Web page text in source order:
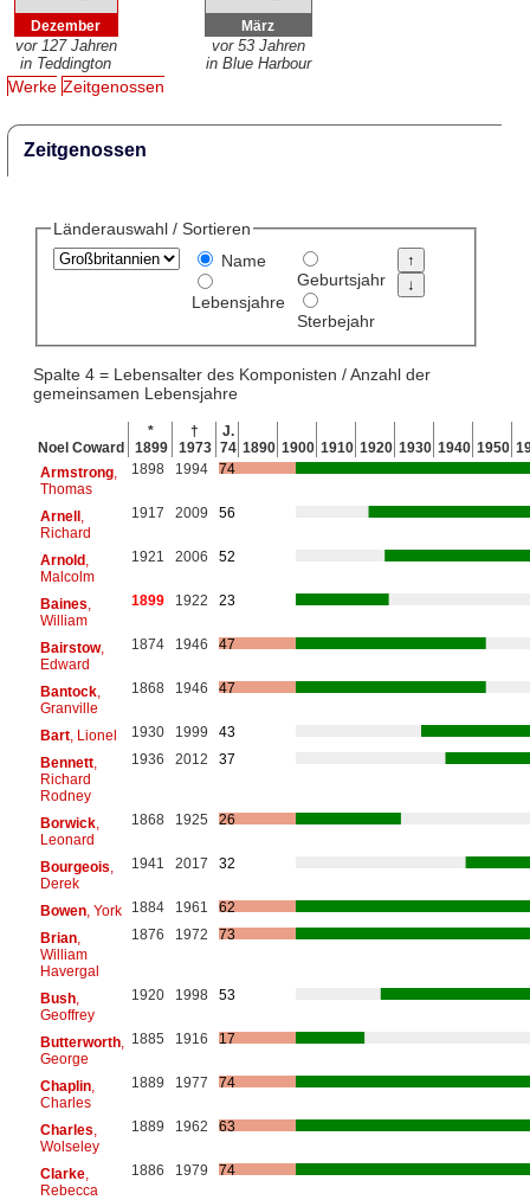
Dezember
vor 127 Jahren
in Teddington
März
vor 53 Jahren
in Blue Harbour
Werke Zeitgenossen
Zeitgenossen
Länderauswahl / Sortieren
Name
Lebensjahre
Geburtsjahr
Sterbejahr
Spalte 4 = Lebensalter des Komponisten / Anzahl der
gemeinsamen Lebensjahre
Noel Coward
*
1899
†
1973
J.
74 1890 1900 1910 1920 1930 1940 1950
Armstrong,
Thomas
1898 1994 74
Arnell,
Richard
1917 2009 56
Arnold,
Malcolm
1921 2006 52
Baines
William
1899 1922 23
Bairstow,
Edward
1874 1946 47
Bantock,
Granville
1868 1946 47
Bart, Lionel 1930 1999
43
Bennett,
Richard
Rodney
1936 2012 37
Borwick,
Leonard
1868 1925 26
Bourgeois
Derek
1941 2017 32
Bowen, York 1884 1961
62
Brian,
William
Havergal
1876 1972 73
Bush,
Geoffrey
1920 1998 53
Butterworth,
George
1885 1916 17
Chaplin,
Charles
1889 1977 74
Charles
Wolseley
1889 1962 63
Clarke,
Rebecca
1886 1979 74